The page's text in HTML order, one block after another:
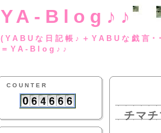
YA-Blog♪♪
(YABUな日記帳♪
＝YA-Blog♪♪
COUNTER
チマ